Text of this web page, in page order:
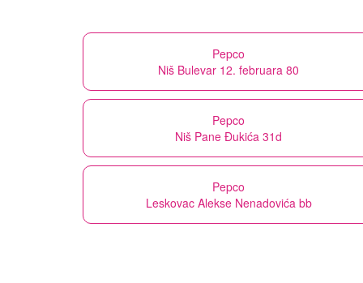
Pepco
Niš Bulevar 12. februara 80
Pepco
Niš Pane Đukića 31d
Pepco
Leskovac Alekse Nenadovića bb